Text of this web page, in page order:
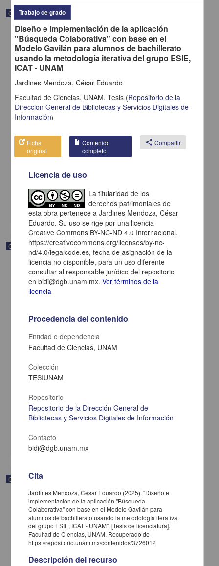
Correspondencia postal
Carta de H. C. Pitman a Francisco I. Madero en la que le solicita
Pitman, H. C.
Multidisciplina
Correspondencia postal
en la ranchería de Samalayuca
Pérez, Zeferino
[sin fecha]
Correspondencia postal
Trabajo de grado
Diseño e implementación de la aplicación
"Búsqueda Colaborativa" con base en el
Modelo Gavilán para alumnos de bachillerato
usando la metodología iterativa del grupo ESIE,
ICAT - UNAM
Jardines Mendoza, César Eduardo
Facultad de Ciencias, UNAM, Tesis (Repositorio de la
Dirección General de Bibliotecas y Servicios Digitales de
Información)
Ficha
original
Contenido
completo
share Compartir
Licencia de uso
La titularidad de los
derechos patrimoniales de
esta obra pertenece a Jardines Mendoza, César
Eduardo. Su uso se rige por una licencia
Creative Commons BY-NC-ND 4.0 Internacional,
https://creativecommons.org/licenses/by-nc-
nd/4.0/legalcode.es, fecha de asignación de la
licencia no disponible, para un uso diferente
consultar al responsable jurídico del repositorio
en bidi@dgb.unam.mx.Ver términos de la
licencia
Procedencia del contenido
Entidad o dependencia
Facultad de Ciencias, UNAM
Colección
TESIUNAM
Repositorio
Repositorio de la Dirección General de
Bibliotecas y Servicios Digitales de Información
Contacto
bidi@dgb.unam.mx
Cita
Jardines Mendoza, César Eduardo (2025). “Diseño e
implementación de la aplicación "Búsqueda
Colaborativa" con base en el Modelo Gavilán para
alumnos de bachillerato usando la metodología iterativa
del grupo ESIE, ICAT - UNAM”. [Tesis de licenciatura].
Facultad de Ciencias, UNAM. Recuperado de
https://repositorio.unam.mx/contenidos/3726012
Descripción del recurso